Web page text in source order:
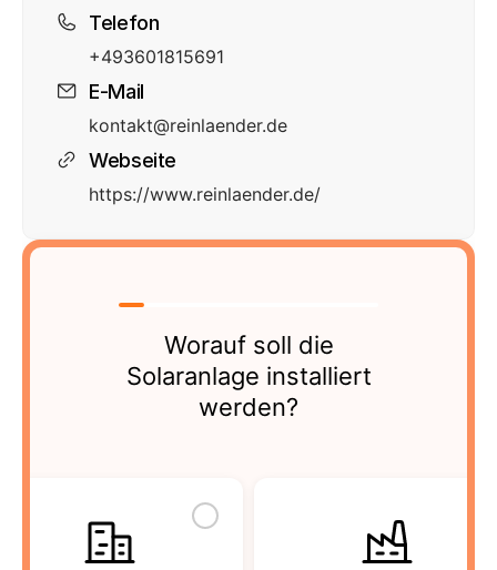
Telefon
+493601815691
E-Mail
kontakt@reinlaender.de
Webseite
https://www.reinlaender.de/
Worauf soll die
Solaranlage installiert
werden?